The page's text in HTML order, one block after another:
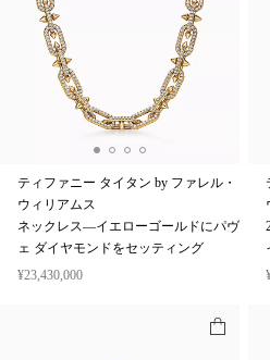
ティファニー タイタン by ファレル・
ウィリアムス
ネックレス—イエローゴールドにパヴ
ェ ダイヤモンドをセッティング
¥23,430,000